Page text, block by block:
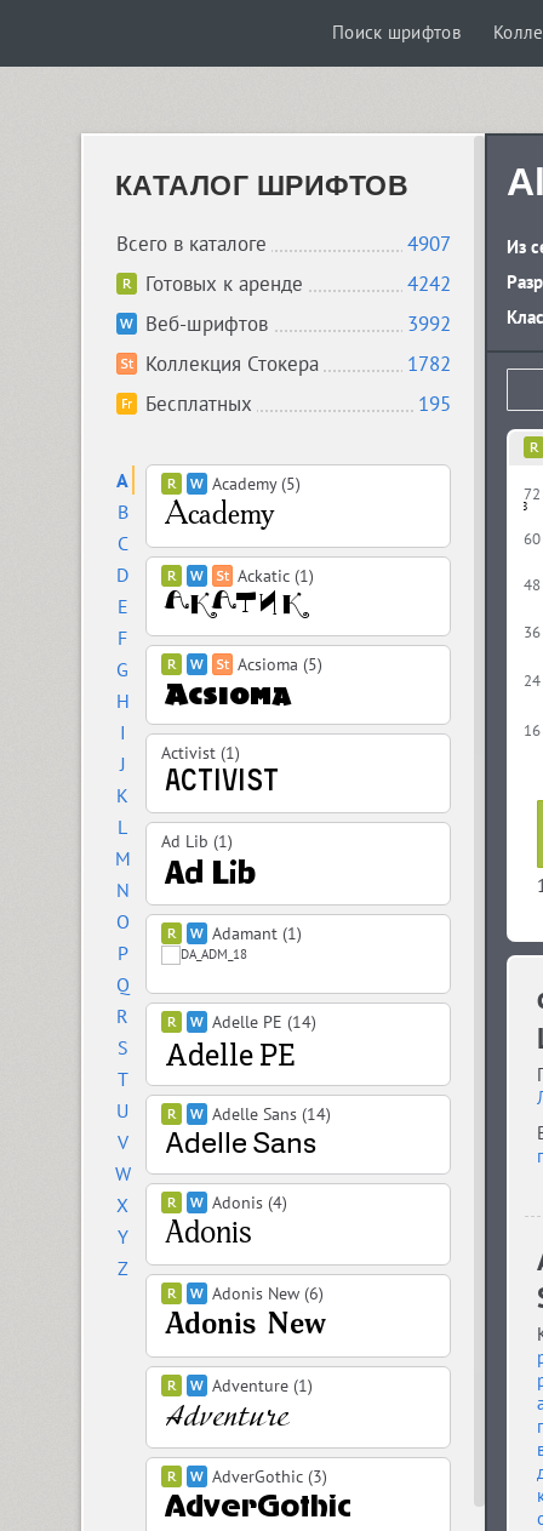
Поиск шрифтов
КАТАЛОГ ШРИФТОВ
Всего в каталоге
4907
Готовых к аренде
4242
Веб-шрифтов
3992
Коллекция Стокера
1782
Бесплатных
195
A
B
C
D
E
F
G
H
I
J
K
L
M
N
O
P
Q
R
S
T
U
V
W
X
Y
Z
Academy (5)
Ackatic (1)
Acsioma (5)
Activist (1)
Ad Lib (1)
Adamant (1)
Adelle PE (14)
Adelle Sans (14)
Adonis (4)
Adonis New (6)
Adventure (1)
AdverGothic (3)
Из